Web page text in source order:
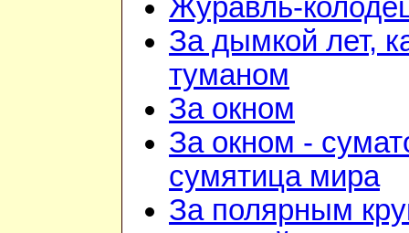
Журавль-
За дымкой лет,
туманом
За окном
За окном -
сумятица мира
За полярным